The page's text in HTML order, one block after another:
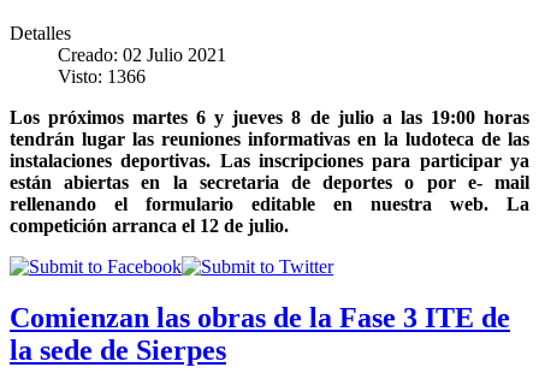
Detalles
Creado: 02 Julio 2021
Visto: 1366
Los próximos martes 6 y jueves 8 de julio a las 19:00 horas
tendrán lugar las reuniones informativas en la ludoteca de las
instalaciones deportivas. Las inscripciones para participar ya
están abiertas en la secretaria de deportes o por e- mail
rellenando el formulario editable en nuestra web. La
competición arranca el 12 de julio.
Comienzan las obras de la Fase 3 ITE de
la sede de Sierpes